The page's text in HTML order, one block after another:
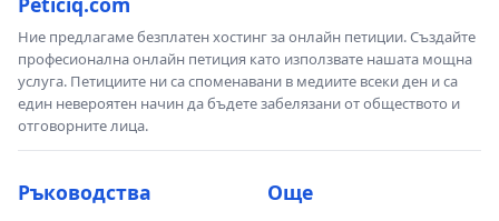
Ние предлагаме безплатен хостинг за онлайн петиции. Създайте
професионална онлайн петиция като използвате нашата мощна
услуга. Петициите ни са споменавани в медиите всеки ден и са
един невероятен начин да бъдете забелязани от обществото и
отговорните лица.
Ръководства Още